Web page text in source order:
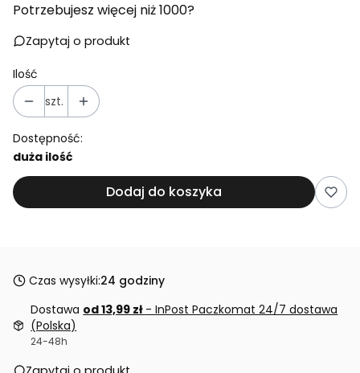
Potrzebujesz więcej niż 1000?
Zapytaj o produkt
Ilość
szt.
Dostępność:
duża ilość
Dodaj do koszyka
Czas wysyłki:24 godziny
Dostawa od 13,99 zł - InPost Paczkomat 24/7 dostawa
(Polska)
24-48h